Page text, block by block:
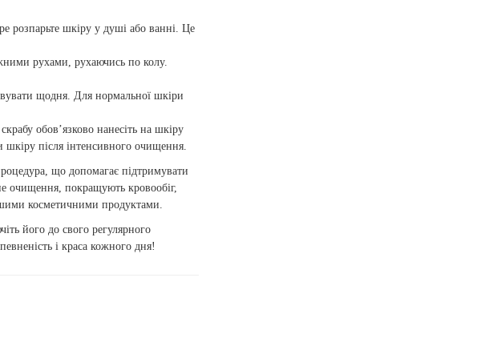
розпарьте шкіру у душі або ванні. Це
рухами, рухаючись по колу.
щодня. Для нормальної шкіри
скрабу обов’язково нанесіть на шкіру
після інтенсивного очищення.
що допомагає підтримувати
очищення, покращують кровообіг,
косметичними продуктами.
його до свого регулярного
і краса кожного дня!